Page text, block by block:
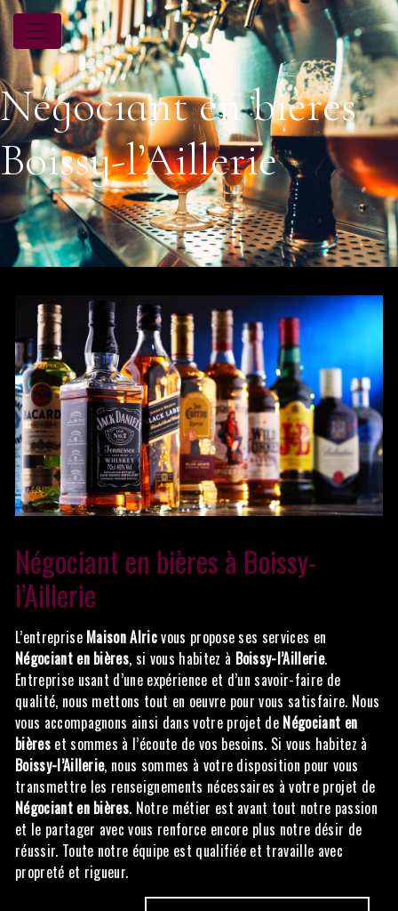
Panneau de gestion des cookies
Négociant en bières
Boissy-l’Aillerie
Négociant en bières à Boissy-
l’Aillerie
L’entreprise Maison Alricvous propose ses services en
Négociant en bières, si vous habitez à Boissy-l’Aillerie.
Entreprise usant d’une expérience et d’un savoir-faire de
qualité, nous mettons tout en oeuvre pour vous satisfaire. Nous
vous accompagnons ainsi dans votre projet de Négociant en
bièreset sommes à l’écoute de vos besoins. Si vous habitez à
Boissy-l’Aillerie, nous sommes à votre disposition pour vous
transmettre les renseignements nécessaires à votre projet de
Négociant en bières. Notre métier est avant tout notre passion
et le partager avec vous renforce encore plus notre désir de
réussir. Toute notre équipe est qualifiée et travaille avec
propreté et rigueur.